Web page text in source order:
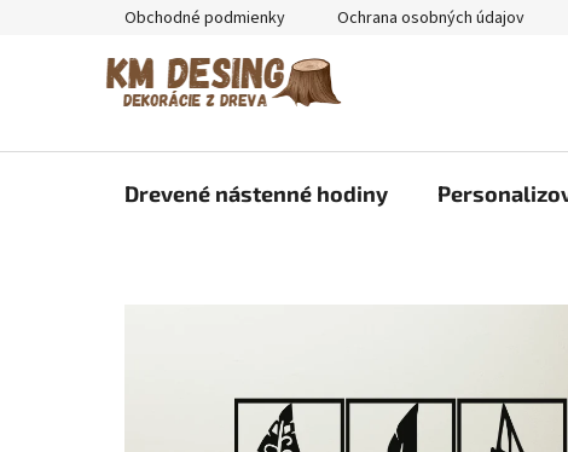
Obchodné podmienky Ochrana osobných údajov
Drevené nástenné hodiny